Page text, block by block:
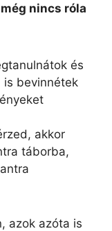
nincs róla
és
is bevinnétek
akkor
táborba,
azok azóta is